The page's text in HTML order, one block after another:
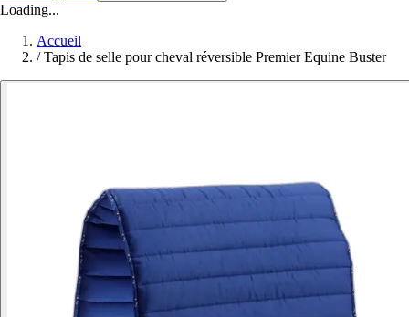
Loading...
Accueil
/ Tapis de selle pour cheval réversible Premier Equine Buster